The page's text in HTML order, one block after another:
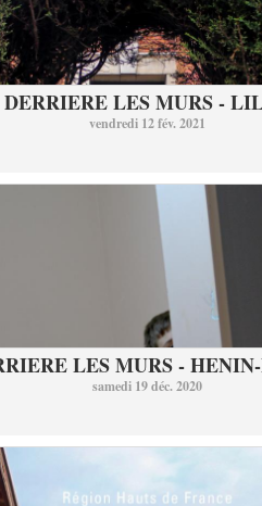
DERRIERE LES MURS -
vendredi 12 fév. 2021
LES MURS -
samedi 19 déc. 2020